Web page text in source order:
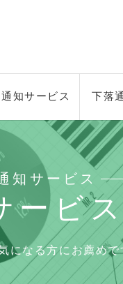
知サービス 下落
知サービス
ービス
になる方にお薦めで